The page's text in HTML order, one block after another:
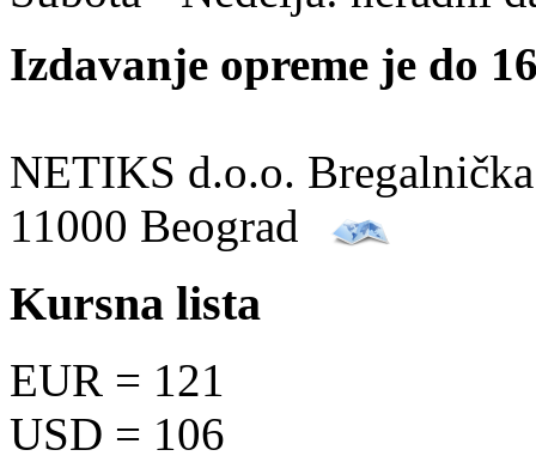
Izdavanje opreme je do
NETIKS d.o.o.
11000 Beograd
Kursna lista
EUR = 121
USD = 106